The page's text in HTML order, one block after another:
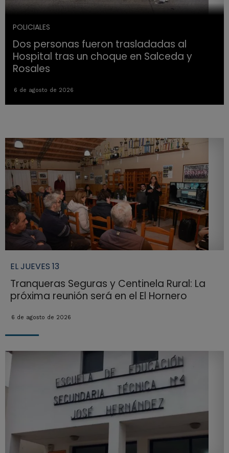
POLICIALES
Dos personas fueron trasladadas al
Hospital tras un choque en Salceda y
Rosales
6 de agosto de 2026
EL JUEVES 13
Tranqueras Seguras y Centinela Rural: La
próxima reunión será en el El Hornero
6 de agosto de 2026